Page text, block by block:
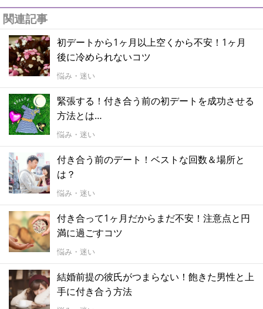
関連記事
初デートから1ヶ月以上空くから不安！1ヶ月
後に冷められないコツ
悩み・迷い
緊張する！付き合う前の初デートを成功させる
方法とは…
悩み・迷い
付き合う前のデート！ベストな回数＆場所と
は？
悩み・迷い
付き合って1ヶ月だからまだ不安！注意点と円
満に過ごすコツ
悩み・迷い
結婚前提の彼氏がつまらない！飽きた男性と上
手に付き合う方法